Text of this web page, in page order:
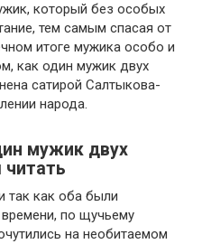
который без особых
тем самым спасая от
итоге мужика особо и
как один мужик двух
сатирой Салтыкова-
народа.
мужик двух
читать
так как оба были
по щучьему
на необитаемом